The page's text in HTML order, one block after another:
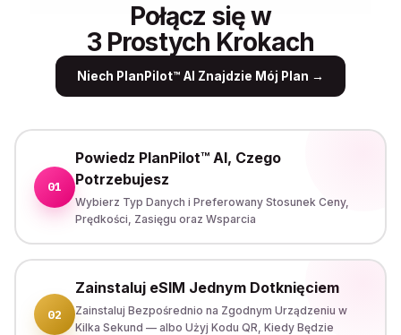
Połącz się w
3 Prostych Krokach
Niech PlanPilot™ AI Znajdzie Mój Plan →
01
Powiedz PlanPilot™ AI, Czego
Potrzebujesz
Wybierz Typ Danych i Preferowany Stosunek Ceny,
Prędkości, Zasięgu oraz Wsparcia
02
Zainstaluj eSIM Jednym Dotknięciem
Zainstaluj Bezpośrednio na Zgodnym Urządzeniu w
Kilka Sekund — albo Użyj Kodu QR, Kiedy Będzie